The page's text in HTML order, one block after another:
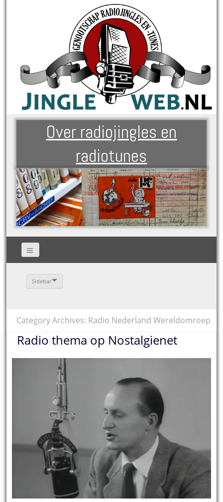
Over radiojingles en
radiotunes
Sidebar
Category Archives: Radio Nederland Wereldomroep
Radio thema op Nostalgienet